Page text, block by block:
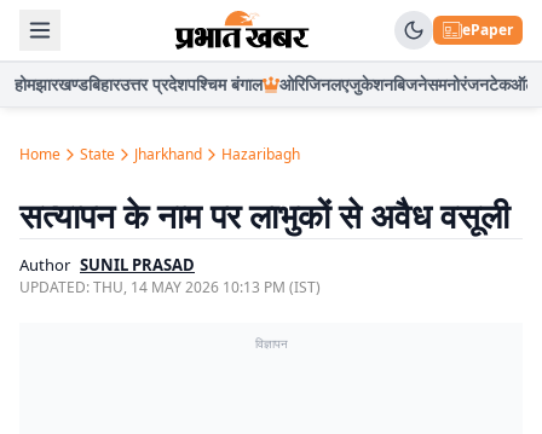
ePaper
होमझारखण्डबिहारउत्तर प्रदेशपश्चिम बंगाल ओरिजिनलएजुकेशनबिजनेसमनोरंजनटेकऑटो
Home State Jharkhand Hazaribagh
सत्यापन के नाम पर लाभुकों से अवैध वसूली
Author SUNIL PRASAD
UPDATED:THU, 14 MAY 2026 10:13 PM (IST)
विज्ञापन